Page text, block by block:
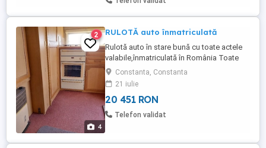
4
2 RULOTĂ auto înmatriculată
Rulotă auto în stare bună cu toate actele
valabile,înmatriculată în România Toate
dotările funcționale Gama de lux Mai
multe detali la telefon
Constanta, Constanta
21 iulie
20 451 RON
Telefon validat